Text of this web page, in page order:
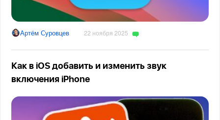
Артём Суровцев 22 ноября 2025
Как в iOS добавить и изменить звук
включения iPhone